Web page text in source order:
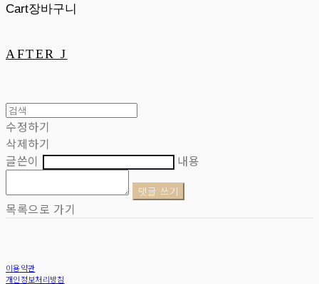
Cart장바구니
AFTER J
수정하기
삭제하기
글쓴이
내용
댓글 쓰기
목록으로 가기
이용약관
개인정보처리방침